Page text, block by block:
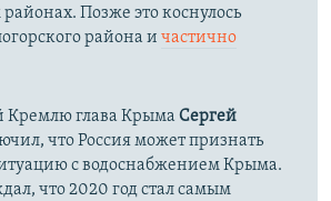
Позже это коснулось
района и частично
Кремлю глава Крыма Сергей
что Россия может признать
с водоснабжением Крыма.
что 2020 год стал самым